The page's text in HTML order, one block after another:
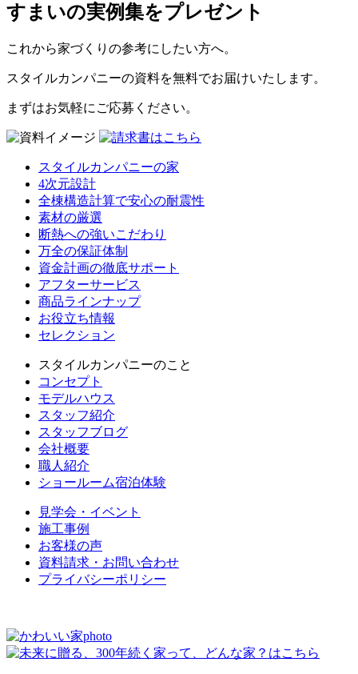
すまいの実例集をプレゼント
これから家づくりの参考にしたい方へ。
スタイルカンパニーの資料を無料でお届けいたします。
まずはお気軽にご応募ください。
スタイルカンパニーの家
4次元設計
全棟構造計算で安心の耐震性
素材の厳選
断熱への強いこだわり
万全の保証体制
資金計画の徹底サポート
アフターサービス
商品ラインナップ
お役立ち情報
セレクション
スタイルカンパニーのこと
コンセプト
モデルハウス
スタッフ紹介
スタッフブログ
会社概要
職人紹介
ショールーム宿泊体験
見学会・イベント
施工事例
お客様の声
資料請求・お問い合わせ
プライバシーポリシー